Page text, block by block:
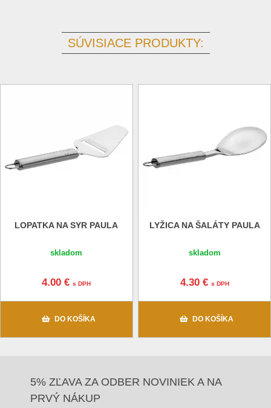
SÚVISIACE PRODUKTY:
LOPATKA NA SYR PAULA
skladom
4.00 €s DPH
DO KOŠÍKA
LYŽICA NA ŠALÁTY PAULA
skladom
4.30 € s DPH
DO KOŠÍKA
5% ZĽAVA ZA ODBER NOVINIEK A NA
PRVÝ NÁKUP